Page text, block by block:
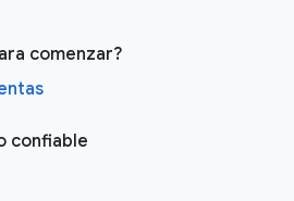
comenzar?
confiable